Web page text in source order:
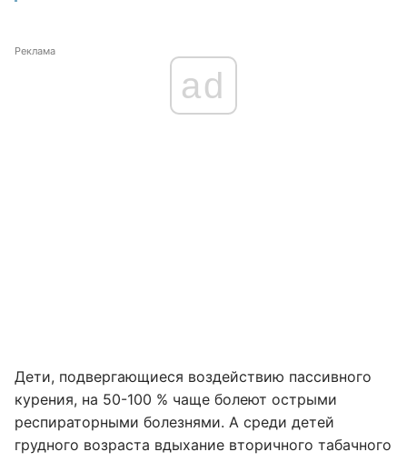
Реклама
ad
Дети, подвергающиеся воздействию пассивного
курения, на 50-100 % чаще болеют острыми
респираторными болезнями. А среди детей
грудного возраста вдыхание вторичного табачного